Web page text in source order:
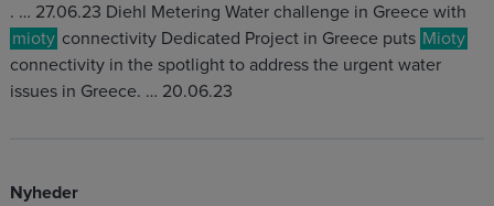
. … 27.06.23 Diehl Metering Water challenge in Greece with
mioty connectivity Dedicated Project in Greece puts Mioty
connectivity in the spotlight to address the urgent water
issues in Greece. … 20.06.23
Nyheder